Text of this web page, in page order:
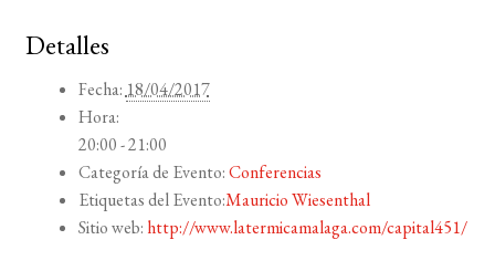
Detalles
Fecha: 18/04/2017
Hora:
20:00 - 21:00
Categoría de Evento:Conferencias
Etiquetas del Evento:Mauricio Wiesenthal
Sitio web: http://www.latermicamalaga.com/capital451/